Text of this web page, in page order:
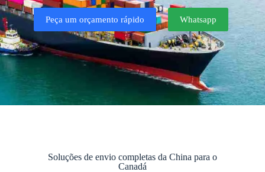
Peça um orçamento rápido Whatsapp
Soluções de envio completas da China para o
Canadá